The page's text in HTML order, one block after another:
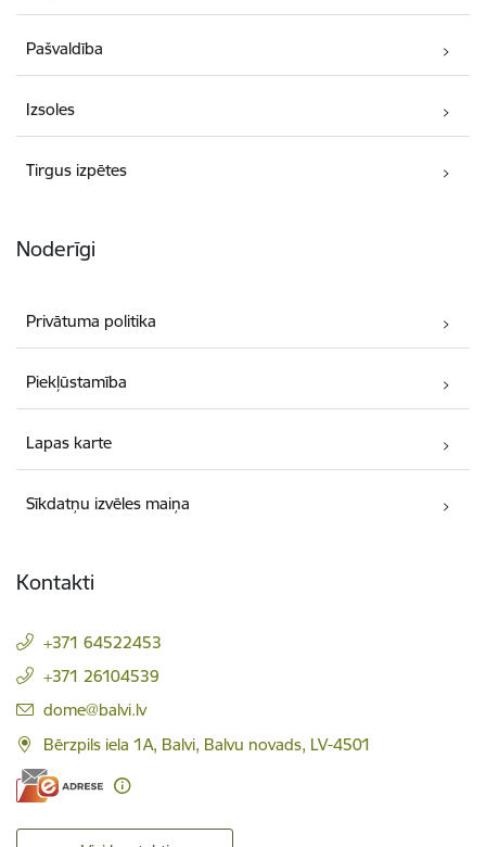
Pašvaldība
Izsoles
Tirgus izpētes
Noderīgi
Privātuma politika
Piekļūstamība
Lapas karte
Sīkdatņu izvēles maiņa
Kontakti
+371 64522453
+371 26104539
E-pasts:
dome@balvi.lv
Bērzpils iela 1A, Balvi, Balvu novads, LV-4501